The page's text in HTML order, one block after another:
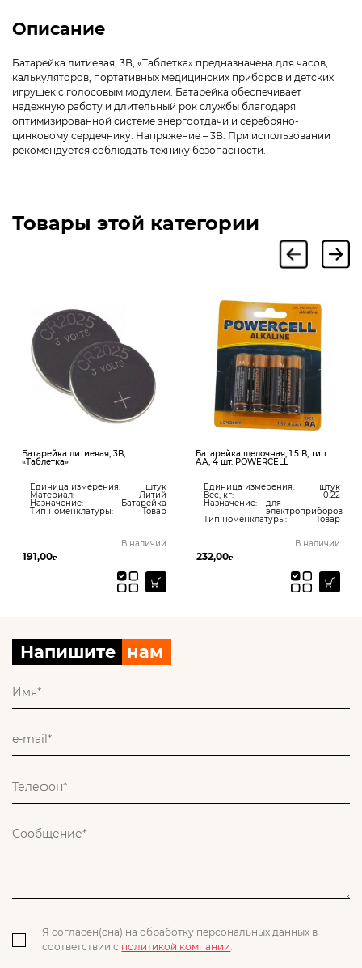
Описание
Батарейка литиевая, 3В, «Таблетка» предназначена для часов,
калькуляторов, портативных медицинских приборов и детских
игрушек с голосовым модулем. Батарейка обеспечивает
надежную работу и длительный рок службы благодаря
оптимизированной системе энергоотдачи и серебряно-
цинковому сердечнику. Напряжение – 3В. При использовании
рекомендуется соблюдать технику безопасности.
Товары этой категории
Батарейка литиевая, 3В,
«Таблетка»
Единица измерения: штук
Материал: Литий
Назначение: Батарейка
Тип номенклатуры: Товар
В наличии
191,00₽
Батарейка щелочная, 1.5 В, тип
АА, 4 шт. POWERCELL
Единица измерения: штук
Вес, кг: 0.22
Назначение: для
электроприборов
Тип номенклатуры: Товар
В наличии
232,00₽
Напишите нам
Я согласен(сна) на обработку персональных данных в
соответствии с политикой компании.